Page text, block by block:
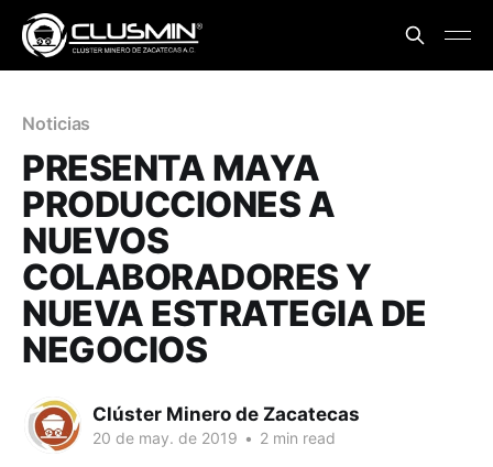
Noticias
PRESENTA MAYA
PRODUCCIONES A
NUEVOS
COLABORADORES Y
NUEVA ESTRATEGIA DE
NEGOCIOS
Clúster Minero de Zacatecas
20 de may. de 2019 • 2 min read